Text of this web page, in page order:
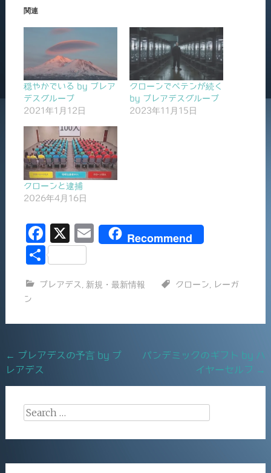
関連
穏やかでいる by プレア
デスグループ
2021年1月12日
クローンでペテンが続く
by プレアデスグループ
2023年11月15日
クローンと逮捕
2026年4月16日
F
a
e
o
o
X
E
l
Recommend
共
プレアデス 新規・最新情報 クローン
レーガ
ン
Post
navigation
← プレアデスの予言 by プ
レアデス
パンデミックのギフト by ハ
イヤーセルフ →
Search